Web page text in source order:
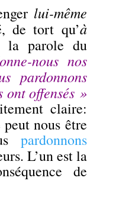
lui-même
de tort qu’à
la parole du
nous nos
pardonnons
ont offensés »
claire:
peut nous être
pardonnons
L’un est la
de